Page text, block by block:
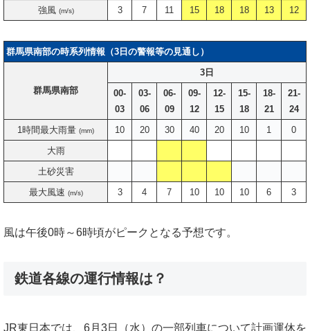
強風 (m/s) 3 7 11 15 18 18 13 12
群馬県南部の時系列情報（3日の警報等の見通し）
群馬県南部
3日
00-
03
03-
06
06-
09
09-
12
12-
15
15-
18
18-
21
21-
24
1時間最大雨量 (mm) 10 20 30 40 20 10 1
0
大雨
土砂災害
最大風速 (m/s) 3 4 7 10 10 10 6 3
風は午後0時～6時頃がピークとなる予想です。
鉄道各線の運行情報は？
JR東日本では、6月3日（水）の一部列車について計画運休を